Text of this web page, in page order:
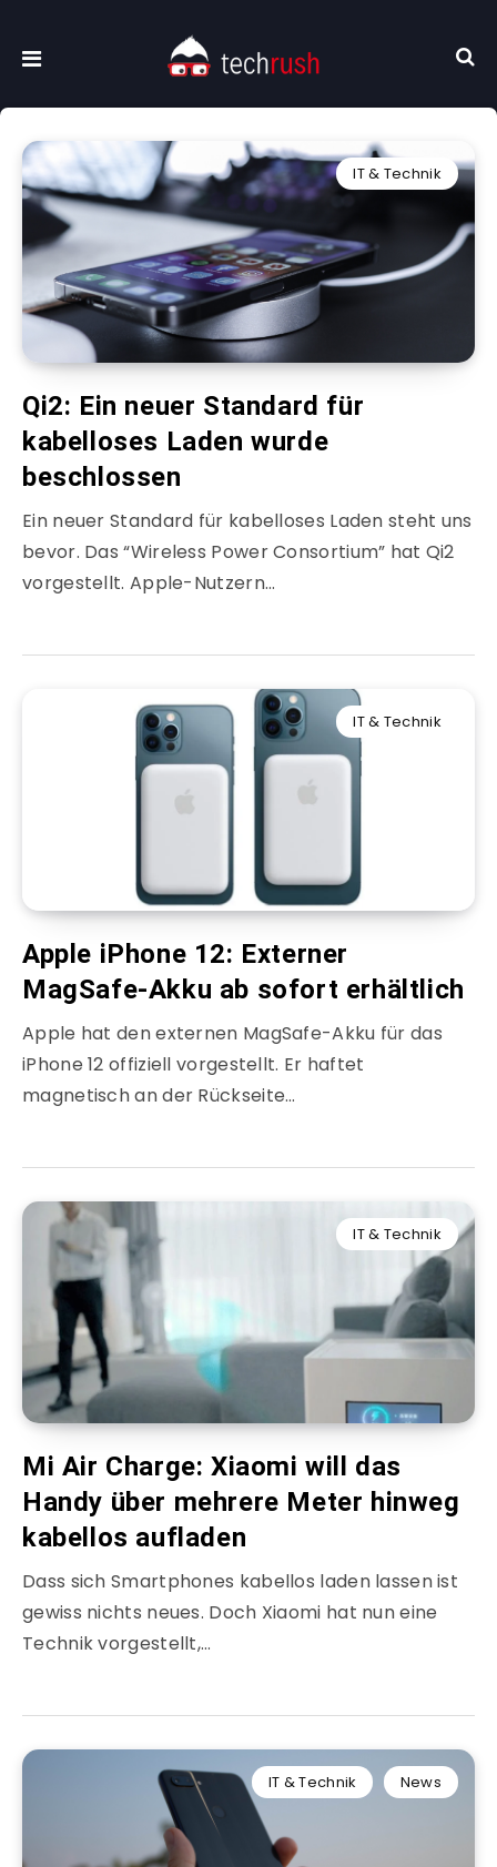
IT & Technik
Qi2: Ein neuer Standard für
kabelloses Laden wurde
beschlossen
Ein neuer Standard für kabelloses Laden steht uns
bevor. Das “Wireless Power Consortium” hat Qi2
vorgestellt. Apple-Nutzern…
IT & Technik
Apple iPhone 12: Externer
MagSafe-Akku ab sofort erhältlich
Apple hat den externen MagSafe-Akku für das
iPhone 12 offiziell vorgestellt. Er haftet
magnetisch an der Rückseite…
IT & Technik
Mi Air Charge: Xiaomi will das
Handy über mehrere Meter hinweg
kabellos aufladen
Dass sich Smartphones kabellos laden lassen ist
gewiss nichts neues. Doch Xiaomi hat nun eine
Technik vorgestellt,…
IT & Technik News